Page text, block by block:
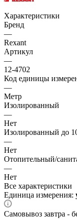
Характеристики
Бренд
—
Rexant
Артикул
—
12-4702
Код единицы
—
Метр
Изолированный
—
Нет
Изолированный до
—
Нет
Отопительный/
—
Нет
Все характеристики
Единица измерения:
Самовывоз завтра -